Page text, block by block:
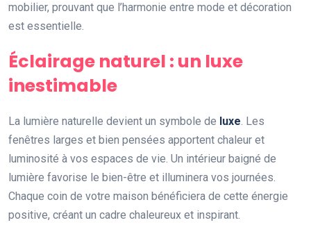
mobilier, prouvant que l’harmonie entre mode et décoration
est essentielle.
Éclairage naturel : un luxe
inestimable
La lumière naturelle devient un symbole de luxe. Les
fenêtres larges et bien pensées apportent chaleur et
luminosité à vos espaces de vie. Un intérieur baigné de
lumière favorise le bien-être et illuminera vos journées.
Chaque coin de votre maison bénéficiera de cette énergie
positive, créant un cadre chaleureux et inspirant.